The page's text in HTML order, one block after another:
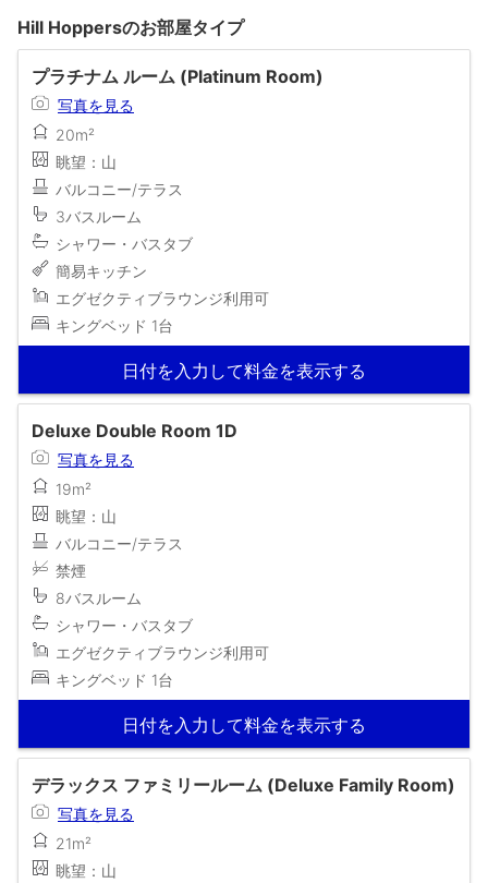
Hill Hoppersのお部屋タイプ
プラチナム ルーム (Platinum Room)
写真を見る
20m²
眺望：山
バルコニー/テラス
3バスルーム
シャワー・バスタブ
簡易キッチン
エグゼクティブラウンジ利用可
キングベッド 1台
日付を入力して料金を表示する
Deluxe Double Room 1D
写真を見る
19m²
眺望：山
バルコニー/テラス
禁煙
8バスルーム
シャワー・バスタブ
エグゼクティブラウンジ利用可
キングベッド 1台
日付を入力して料金を表示する
デラックス ファミリールーム (Deluxe Family Room)
写真を見る
21m²
眺望：山